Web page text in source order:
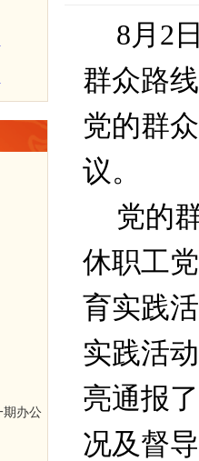
办公
8月 2
群众路
党的群
议。
党的
休职工
育实践
实践活
亮通报
况及督